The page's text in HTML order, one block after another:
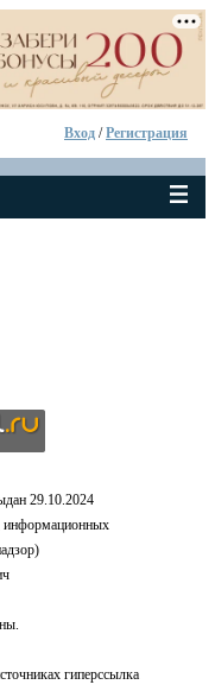
Вход /Регистрация
29.10.2024
информационных
гиперссылка